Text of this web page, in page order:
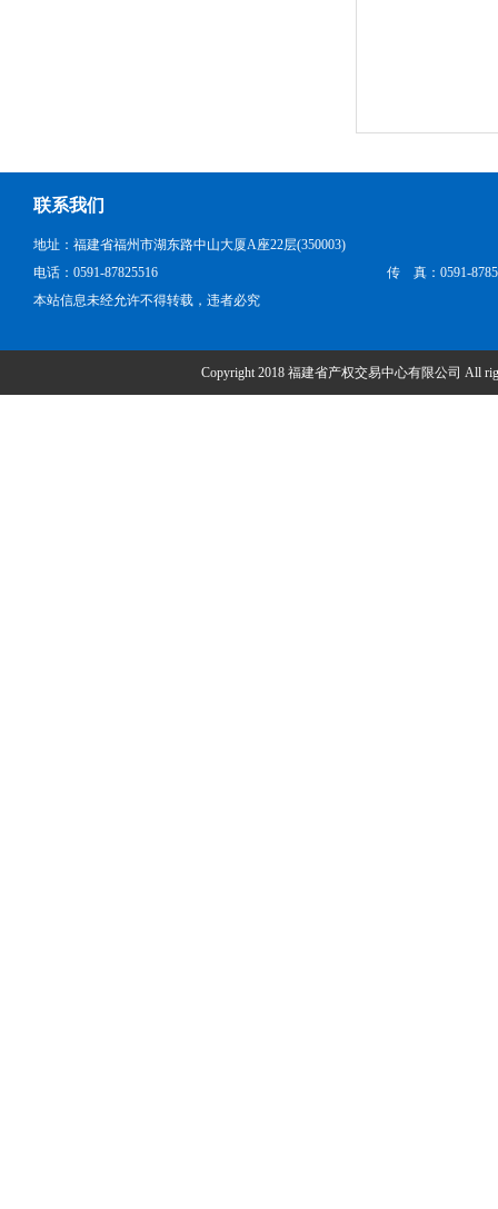
联系我们
地址：福建省福州市湖东路中山大厦A座22层(350003)
电话：0591-87825516
传 真：0591-
本站信息未经允许不得转载，违者必究
Copyright 2018 福建省产权交易中心有限公司 All